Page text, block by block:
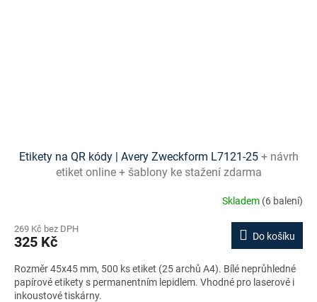
Etikety na QR kódy | Avery Zweckform L7121-25 + návrh
etiket online + šablony ke stažení zdarma
Skladem (6 balení)
269 Kč bez DPH
325 Kč Do košíku
Rozměr 45x45 mm, 500 ks etiket (25 archů A4). Bílé neprůhledné
papírové etikety s permanentním lepidlem. Vhodné pro laserové i
inkoustové tiskárny.